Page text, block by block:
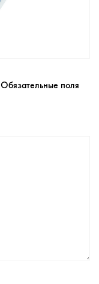
Обязательные поля